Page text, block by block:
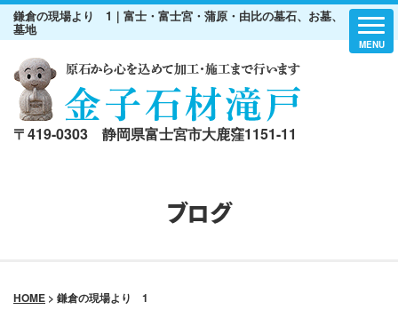
鎌倉の現場より 1｜富士・富士宮・蒲原・由比の墓石、お墓、
墓地
〒419-0303 静岡県富士宮市大鹿窪1151-11
ブログ
HOME > 鎌倉の現場より 1